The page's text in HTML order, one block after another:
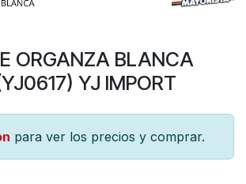
ORGANZA BLANCA
YJ IMPORT
para ver los precios y comprar.